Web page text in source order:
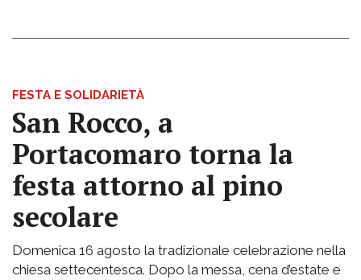
FESTA E SOLIDARIETÀ
San Rocco, a
Portacomaro torna la
festa attorno al pino
secolare
Domenica 16 agosto la tradizionale celebrazione nella
chiesa settecentesca. Dopo la messa, cena d’estate e